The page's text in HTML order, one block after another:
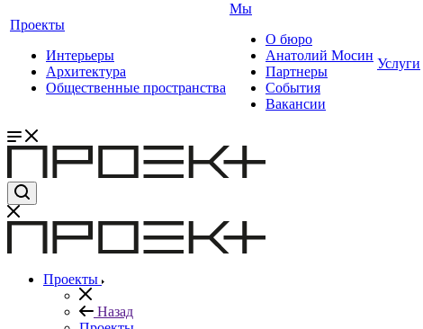
Проекты
Интерьеры
Архитектура
Общественные пространства
Мы
О бюро
Анатолий Мосин
Партнеры
События
Вакансии
Услуги
Проекты
Назад